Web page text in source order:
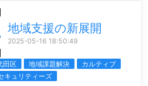
地域支援の新展開
2025-05-16 18:50:49
田区 地域課題解決
カルティブ
キュリティーズ